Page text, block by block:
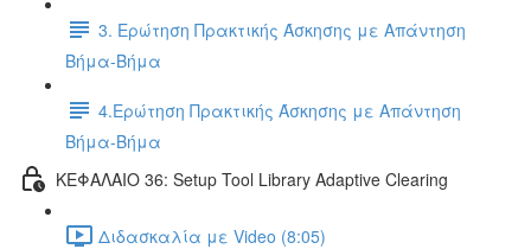
3. Ερώτηση Πρακτικής Άσκησης με Απάντηση
Βήμα-Βήμα
4.Ερώτηση Πρακτικής Άσκησης με Απάντηση
Βήμα-Βήμα
ΚΕΦΑΛΑΙΟ 36: Setup Tool Library Adaptive Clearing
Διδασκαλία με Video (8:05)